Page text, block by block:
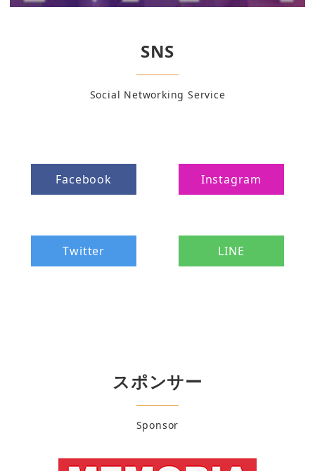
SNS
Social Networking Service
Facebook Instagram
Twitter LINE
スポンサー
Sponsor